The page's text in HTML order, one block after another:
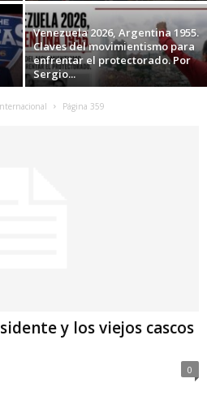
Venezuela 2026, Argentina 1955.
Claves del movimientismo para
enfrentar el protectorado. Por
Sergio...
Página 359
y los viejos cascos
0